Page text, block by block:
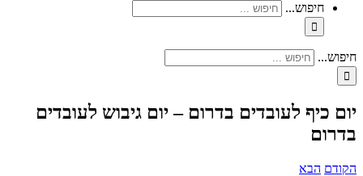
חיפוש...
חיפוש...
יום כיף לעובדים בדרום – יום גיבוש לעובדים
בדרום
הקודם הבא